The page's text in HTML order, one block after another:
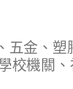
五金、塑
校機關